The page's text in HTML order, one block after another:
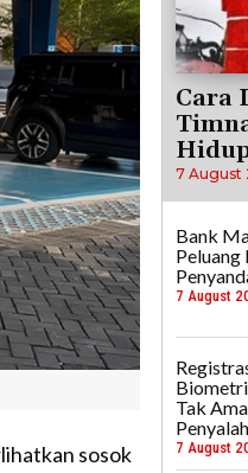
sosok
Cara
7 August
Bank
7 August
Tak
7 August